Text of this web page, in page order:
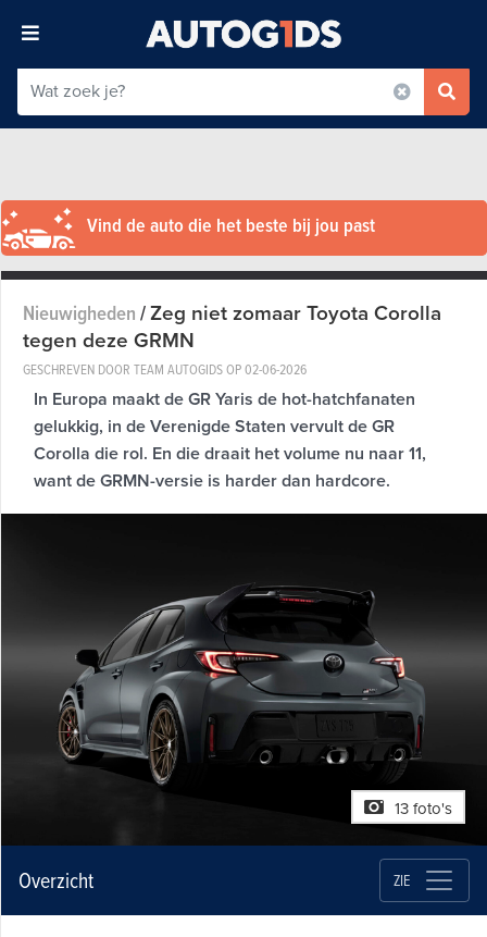
Vind de auto die het beste bij jou past
Nieuwigheden/Zeg niet zomaar Toyota Corolla
tegen deze GRMN
GESCHREVEN DOOR TEAM AUTOGIDS OP02-06-2026
In Europa maakt de GR Yaris de hot-hatchfanaten
gelukkig, in de Verenigde Staten vervult de GR
Corolla die rol. En die draait het volume nu naar 11,
want de GRMN-versie is harder dan hardcore.
13 foto's
Overzicht ZIE